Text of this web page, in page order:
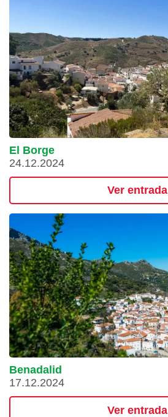
El Borge
24.12.2024
Ver entrada
Benadalid
17.12.2024
Ver entrada